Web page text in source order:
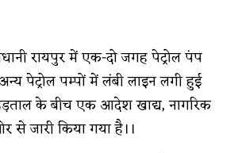
रायपुर में एक-दो जगह पेट्रोल पंप
पेट्रोल पम्पों में लंबी लाइन लगी हुई
के बीच एक आदेश खाद्य, नागरिक
से जारी किया गया है।।